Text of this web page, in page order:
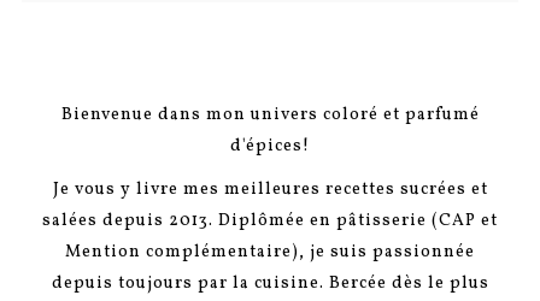
Bienvenue dans mon univers coloré et parfumé
d'épices!
Je vous y livre mes meilleures recettes sucrées et
salées depuis 2013. Diplômée en pâtisserie (CAP et
Mention complémentaire), je suis passionnée
depuis toujours par la cuisine. Bercée dès le plus